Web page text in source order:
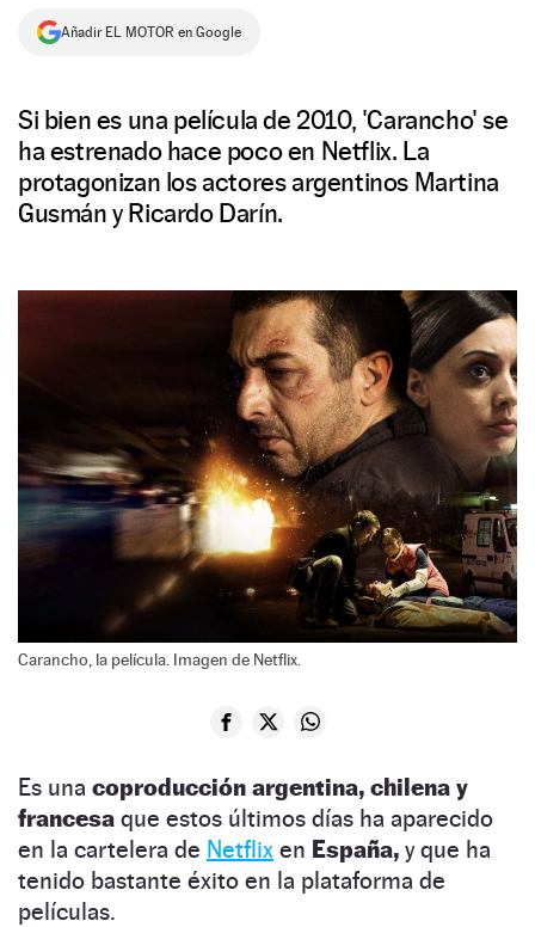
SÍGUENOS
Añadir EL MOTOR en Google
Si bien es una película de 2010, 'Carancho' se
ha estrenado hace poco en Netflix. La
protagonizan los actores argentinos Martina
Gusmán y Ricardo Darín.
Carancho, la película. Imagen de Netflix.
Es una coproducción argentina, chilena y
francesa que estos últimos días ha aparecido
en la cartelera de Netflix en España, y que ha
tenido bastante éxito en la plataforma de
películas.